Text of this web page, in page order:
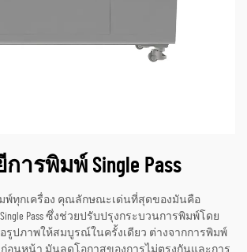
ารพิมพ์ Single Pass
มพ์ทุกเครื่อง คุณลักษณะเด่นที่สุดของมันคือ
Pass ซึ่งช่วยปรับปรุงกระบวนการพิมพ์โดย
รูปภาพให้สมบูรณ์ในครั้งเดียว ต่างจากการพิมพ์
อนหน้า มันลดโอกาสของการไม่ตรงกันและการ